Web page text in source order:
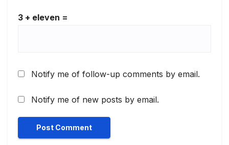
3 + eleven =
Notify me of follow-up comments by email.
Notify me of new posts by email.